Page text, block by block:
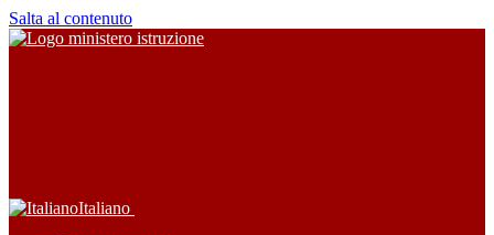
Salta al contenuto
Italiano